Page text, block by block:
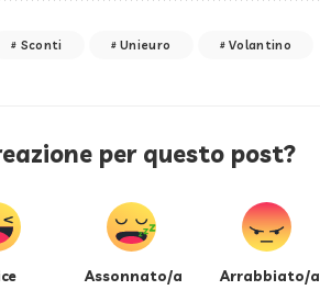
Sconti Unieuro Volantino
per questo post?
Assonnato/a Arrabbiato/a